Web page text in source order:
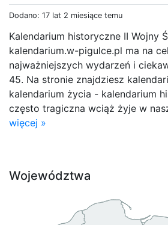
Dodano: 17 lat 2 miesiące temu
Kalendarium historyczne II Wojny
kalendarium.w-pigulce.pl ma na
najważniejszych wydarzeń i
45. Na stronie znajdziesz
kalendarium życia - kalendarium
często tragiczna wciąż żyje w
więcej »
Województwa